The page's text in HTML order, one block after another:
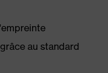
au standard